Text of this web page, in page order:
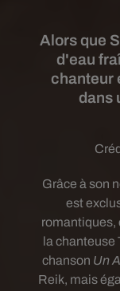
Alors que
d'eau
chanteur
dans
Grâce à son
est
romantiques,
la chanteuse
chanson Un
Reik, mais